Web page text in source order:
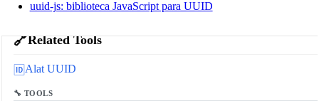
🔗Related Tools
🆔 Alat UUID
🔧 TOOLS
uuid-js: biblioteca JavaScript para UUID